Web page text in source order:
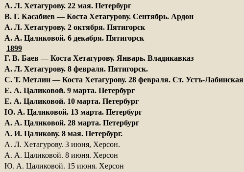
A. Л. Хетагурову. 22 мая. Петербург
B. Г. Касабиев — Коста Хетагурову. Сентябрь. Ардон
А. Л. Хетагурову. 2 октября. Пятигорск
А. А. Цаликовой. 6 декабря. Пятигорск
1899
Г. В. Баев — Коста Хетагурову. Январь. Владикавказ
А. Л. Хетагурову. 8 февраля. Пятигорск.
С. Т. Метлин — Коста Хетагурову. 28 февраля. Ст. Устъ-Лабинская
Е. А. Цаликовой. 9 марта. Петербург
Е. А. Цаликовой. 10 марта. Петербург
Ю. А. Цаликовой. 13 марта. Петербург
А. А. Цаликовой. 28 марта. Петербург
А. И. Цаликову. 8 мая. Петербург.
А. Л. Хетагурову. 3 июня, Херсон.
А. А. Цаликовой. 8 июня. Херсон
Ю. А. Цаликовой. 15 июня. Херсон